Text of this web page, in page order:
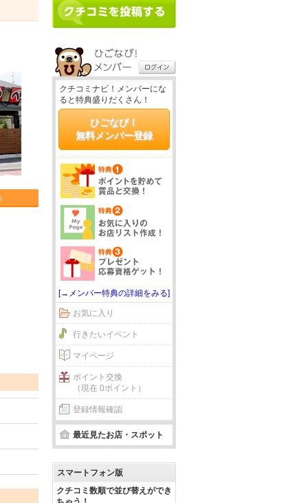
クチコミナビ！メンバーにな
ると特典盛りだくさん！
ひごなび！
無料メンバー登録
[→メンバー特典の詳細をみる]
お気に入り
行きたいイベント
マイページ
ポイント交換
（現在 0ポイント）
登録情報確認
最近見たお店・スポット
スマートフォン版
クチコミ数順で並び替えができ